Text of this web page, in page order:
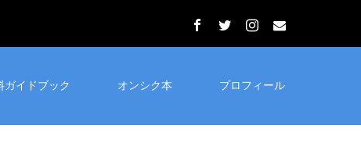
ガイドブック オンシク本 プロフィール